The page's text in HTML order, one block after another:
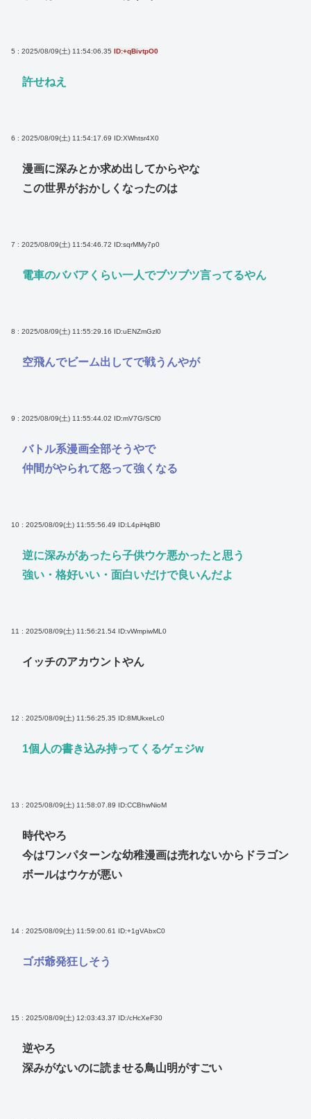
5 : 2025/08/09(土) 11:54:06.35 ID:+qBivtpO0
許せねえ
6 : 2025/08/09(土) 11:54:17.69 ID:XWhtsr4X0
漫画に深みとか求め出してからやな
この世界がおかしくなったのは
7 : 2025/08/09(土) 11:54:46.72 ID:sqrMMy7p0
電車のババアくらい一人でブツブツ言ってるやん
8 : 2025/08/09(土) 11:55:29.16 ID:uENZmGzl0
空飛んでビーム出してで戦うんやが
9 : 2025/08/09(土) 11:55:44.02 ID:mV7G/SCf0
バトル系漫画全部そうやで
仲間がやられて怒って強くなる
10 : 2025/08/09(土) 11:55:56.49 ID:L4piHqBl0
逆に深みがあったら子供ウケ悪かったと思う
強い・格好いい・面白いだけで良いんだよ
11 : 2025/08/09(土) 11:56:21.54 ID:vWmpiwML0
イッチのアカウントやん
12 : 2025/08/09(土) 11:56:25.35 ID:8MUkxeLc0
1個人の書き込み持ってくるゲェジw
13 : 2025/08/09(土) 11:58:07.89 ID:CCBhwNioM
時代やろ
今はワンパターンな幼稚漫画は売れないからドラゴン
ボールはウケが悪い
14 : 2025/08/09(土) 11:59:00.61 ID:+1gVAbxC0
ゴボ爺発狂しそう
15 : 2025/08/09(土) 12:03:43.37 ID:/cHcXeF30
逆やろ
深みがないのに読ませる鳥山明がすごい